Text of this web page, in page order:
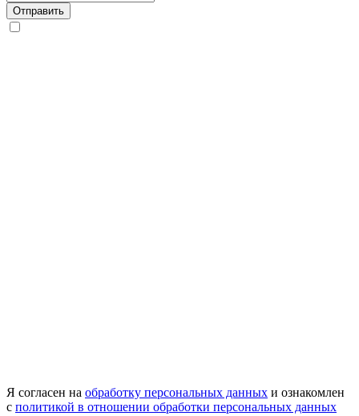
Отправить
Я согласен на обработку персональных данных и ознакомлен
с политикой в отношении обработки персональных данных